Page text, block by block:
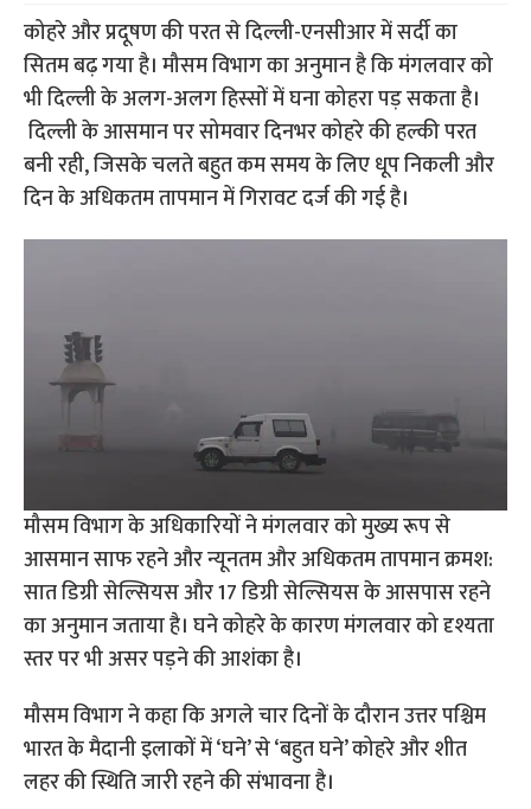
कोहरे और प्रदूषण की परत से दिल्ली-एनसीआर में सर्दी का
सितम बढ़ गया है। मौसम विभाग का अनुमान है कि मंगलवार को
भी दिल्ली के अलग-अलग हिस्सों में घना कोहरा पड़ सकता है।
दिल्ली के आसमान पर सोमवार दिनभर कोहरे की हल्की परत
बनी रही, जिसके चलते बहुत कम समय के लिए धूप निकली और
दिन के अधिकतम तापमान में गिरावट दर्ज की गई है।
मौसम विभाग के अधिकारियों ने मंगलवार को मुख्य रूप से
आसमान साफ रहने और न्यूनतम और अधिकतम तापमान क्रमश:
सात डिग्री सेल्सियस और 17 डिग्री सेल्सियस के आसपास रहने
का अनुमान जताया है। घने कोहरे के कारण मंगलवार को दृश्यता
स्तर पर भी असर पड़ने की आशंका है।
मौसम विभाग ने कहा कि अगले चार दिनों के दौरान उत्तर पश्चिम
भारत के मैदानी इलाकों में ‘घने’ से ‘बहुत घने’ कोहरे और शीत
लहर की स्थिति जारी रहने की संभावना है।